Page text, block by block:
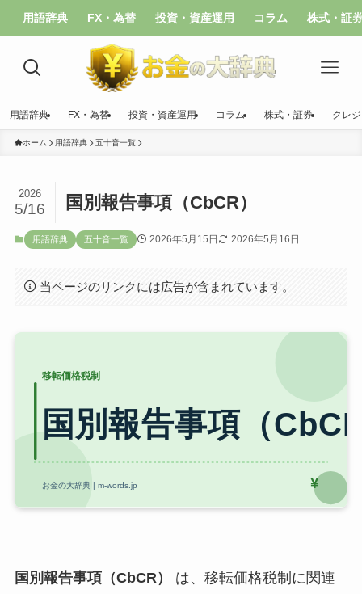
用語辞典 FX・為替 投資・資産運用 コラム 株式・証
用語辞典 FX・為替 投資・資産運用 コラム 株式・証券 クレ
ホーム 用語辞典 五十音一覧
国別報告事項（CbCR）
2026
5/16
用語辞典 五十音一覧 2026年5月15日 2026年5月16日
当ページのリンクには広告が含まれています。
国別報告事項（CbCR）
は、移転価格税制に関連